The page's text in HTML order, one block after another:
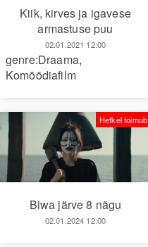
Kiik, kirves ja igavese
armastuse puu
02.01.2021 12:00
genre:Draama,
Komöödiafilm
Biwa järve 8 nägu
02.01.2024 12:00
Hetkel toimub